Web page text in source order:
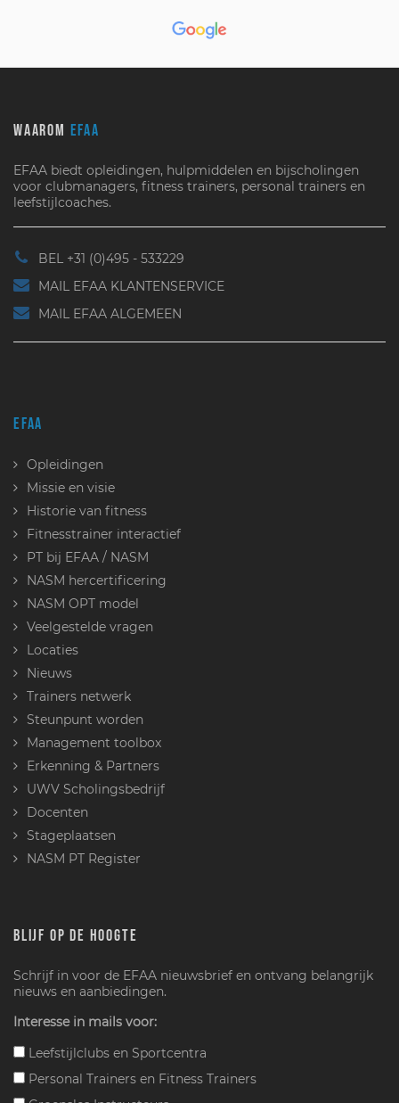
WAAROM EFAA
EFAA biedt opleidingen, hulpmiddelen en bijscholingen
voor clubmanagers, fitness trainers, personal trainers en
leefstijlcoaches.
BEL +31 (0)495 - 533229
MAIL EFAA KLANTENSERVICE
MAIL EFAA ALGEMEEN
EFAA
Opleidingen
Missie en visie
Historie van fitness
Fitnesstrainer interactief
PT bij EFAA / NASM
NASM hercertificering
NASM OPT model
Veelgestelde vragen
Locaties
Nieuws
Trainers netwerk
Steunpunt worden
Management toolbox
Erkenning & Partners
UWV Scholingsbedrijf
Docenten
Stageplaatsen
NASM PT Register
BLIJF OP DE HOOGTE
Schrijf in voor de EFAA nieuwsbrief en ontvang belangrijk
nieuws en aanbiedingen.
Interesse in mails voor:
Leefstijlclubs en Sportcentra
Personal Trainers en Fitness Trainers